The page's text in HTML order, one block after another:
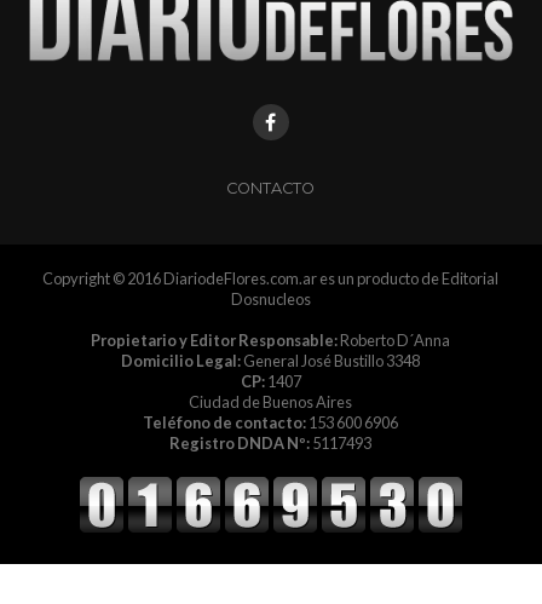
CONTACTO
Copyright © 2016 DiariodeFlores.com.ar es un producto de Editorial
Dosnucleos
Propietario y Editor Responsable:Roberto D´Anna
Domicilio Legal:General José Bustillo 3348
CP:1407
Ciudad de Buenos Aires
Teléfono de contacto:153 600 6906
Registro DNDA Nº:5117493